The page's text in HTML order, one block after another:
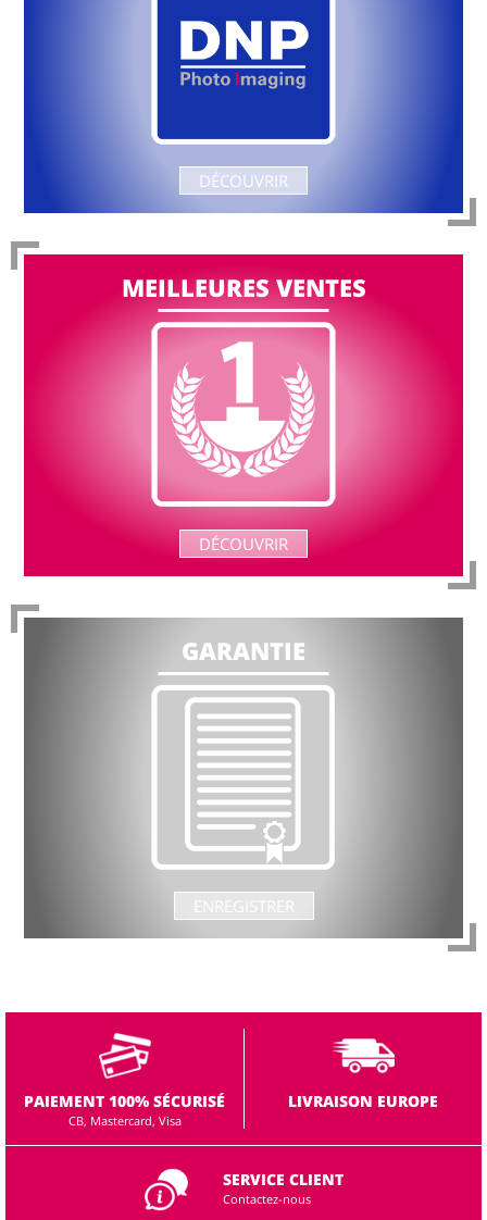
DÉCOUVRIR
MEILLEURES VENTES
DÉCOUVRIR
GARANTIE
ENREGISTRER
PAIEMENT 100% SÉCURISÉ
CB, Mastercard, Visa
LIVRAISON EUROPE
SERVICE CLIENT
Contactez-nous